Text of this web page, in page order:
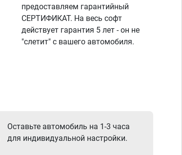
предоставляем гарантийный
СЕРТИФИКАТ. На весь софт
действует гарантия 5 лет - он не
"слетит" с вашего автомобиля.
Оставьте автомобиль на 1-3 часа
для индивидуальной настройки.